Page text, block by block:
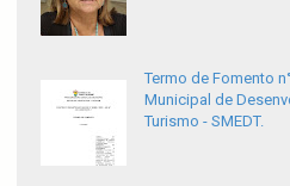
Termo de Fomento
Municipal de
Turismo - SMEDT.